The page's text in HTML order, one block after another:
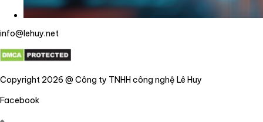
info@lehuy.net
Copyright 2026 @ Công ty TNHH công nghệ Lê Huy
Facebook